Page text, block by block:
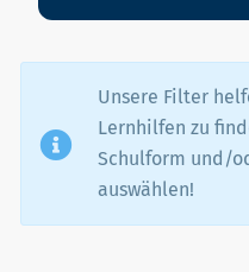
Unsere Filter
Lernhilfen zu
Schulform und/
auswählen!